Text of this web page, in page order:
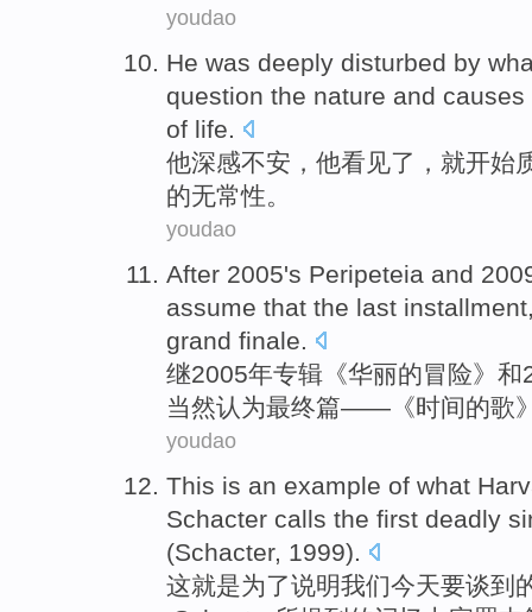
youdao
He was deeply disturbed by
question the nature and causes
of life.
他深感不安，他看见了 ， 就开始
的无常性。
youdao
After 2005's Peripeteia and
assume that the last installment
grand finale.
继2005年专辑 《华丽的冒险》 和
当然认为最终篇——《时间的歌
youdao
This is an example of what
Schacter calls the first deadly
(Schacter, 1999).
这就是为了说明我们今天要谈到